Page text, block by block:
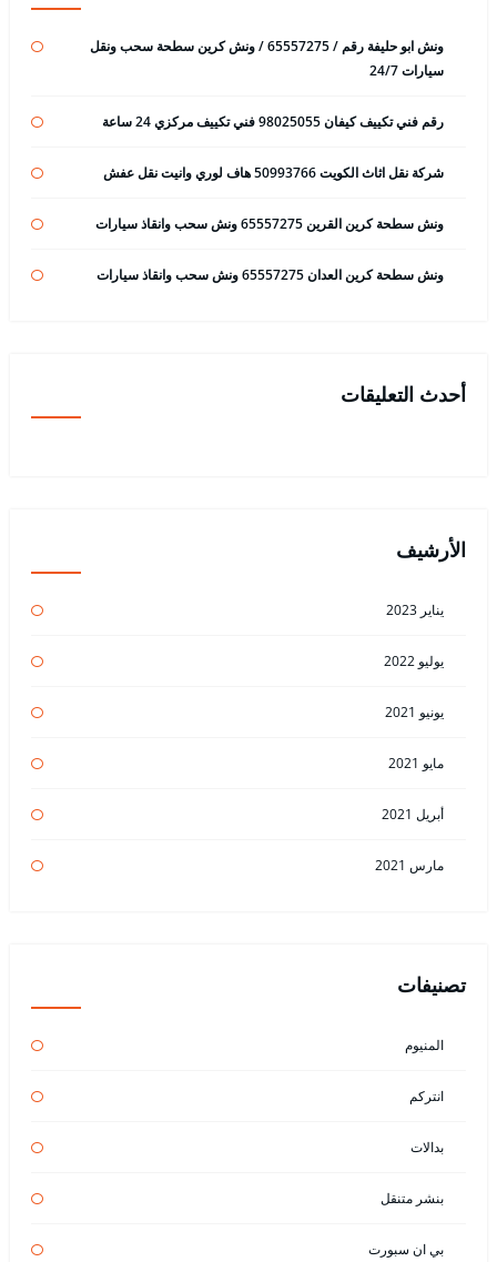
ونش ابو حليفة رقم / 65557275 / ونش كرين سطحة سحب ونقل
سيارات 24/7
رقم فني تكييف كيفان 98025055 فني تكييف مركزي 24 ساعة
شركة نقل اثاث الكويت 50993766 هاف لوري وانيت نقل عفش
ونش سطحة كرين القرين 65557275 ونش سحب وانقاذ سيارات
ونش سطحة كرين العدان 65557275 ونش سحب وانقاذ سيارات
أحدث التعليقات
الأرشيف
يناير 2023
يوليو 2022
يونيو 2021
مايو 2021
أبريل 2021
مارس 2021
تصنيفات
المنيوم
انتركم
بدالات
بنشر متنقل
بي ان سبورت